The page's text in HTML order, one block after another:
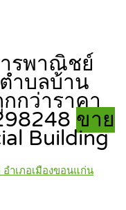
รพาณิชย์
ำบลบ้าน
กว่าราคา
ขาย
Building
ำเภอเมืองขอนแก่น